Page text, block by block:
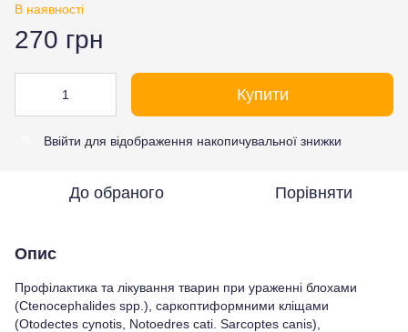
В наявності
270 грн
Купити
Ввійти для відображення накопичувальної знижки
До обраного Порівняти
Опис
Профілактика та лікування тварин при ураженні блохами
(Ctenocephalides spp.), саркоптиформними кліщами
(Otodectes cynotis, Notoedres cati. Sarcoptes canis),